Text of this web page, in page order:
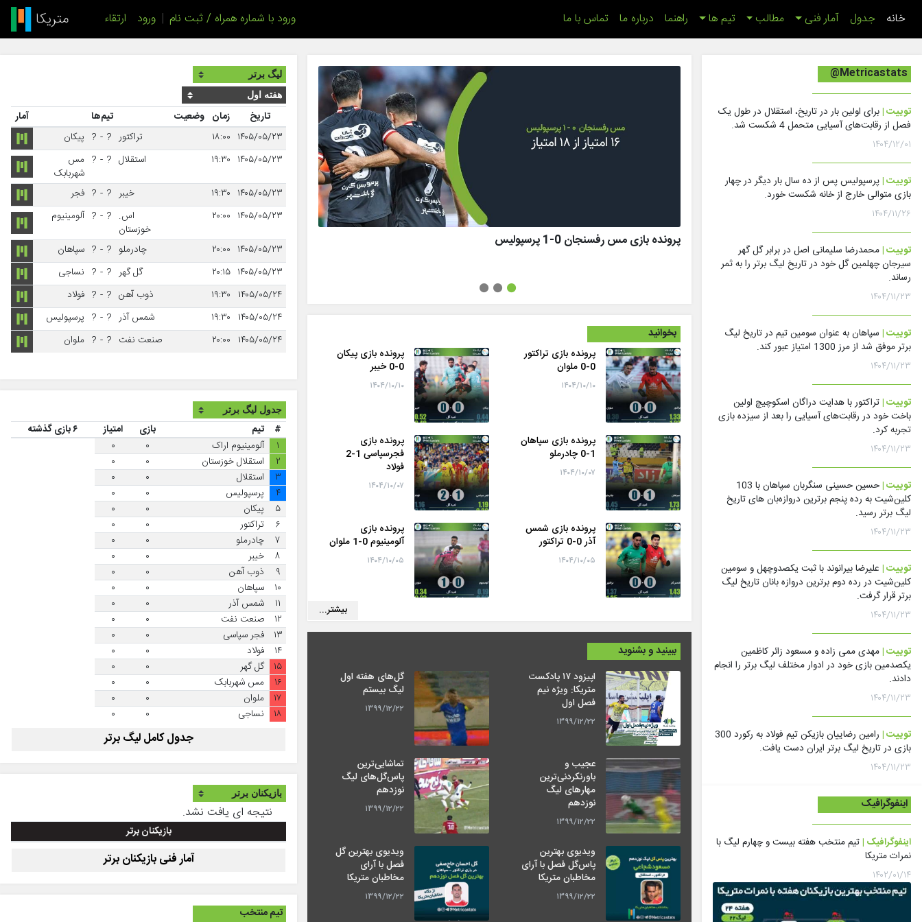
خانه (اینجا)
جدول آمار فنی مطالب تیم ها راهنما درباره ما تماس با ما ورود با شماره همراه / ثبت نام | ورود ارتقاء
پرونده بازی مس رفسنجان 0-1 پرسپولیس
بخوانید
پرونده بازی تراکتور
0-0 ملوان
۱۴۰۴/۱۰/۱۰
پرونده بازی پیکان
0-0 خیبر
۱۴۰۴/۱۰/۱۰
پرونده بازی سپاهان
1-0 چادرملو
۱۴۰۴/۱۰/۰۷
پرونده بازی
فجرسپاسی 1-2
فولاد
۱۴۰۴/۱۰/۰۷
پرونده بازی شمس
آذر 0-0 تراکتور
۱۴۰۴/۱۰/۰۵
پرونده بازی
آلومینیوم 0-1 ملوان
۱۴۰۴/۱۰/۰۵
بیشتر...
ببینید و بشنوید
اپیزود ۱۷ پادکست
متریکا: ویژه نیم
فصل اول
۱۳۹۹/۱۲/۲۲
گل‌های هفته اول
لیگ بیستم
۱۳۹۹/۱۲/۲۲
عجیب و
باورنکردنی‌ترین
مهارهای لیگ
نوزدهم
۱۳۹۹/۱۲/۲۲
تماشایی‌ترین
پاس‌گل‌های لیگ
نوزدهم
۱۳۹۹/۱۲/۲۲
ویدیوی بهترین
پاس‌گل فصل با آرای
مخاطبان متریکا
۱۳۹۹/۱۲/۲۲
ویدیوی بهترین گل
فصل با آرای
مخاطبان متریکا
۱۳۹۹/۱۲/۲۲
@Metricastats
توییت |برای اولین بار در تاریخ، استقلال در طول یک
فصل از رقابت‌های آسیایی متحمل 4 شکست شد.
۱۴۰۴/۱۲/۰۱
توییت |پرسپولیس پس از ده سال بار دیگر در چهار
بازی متوالی خارج از خانه شکست خورد.
۱۴۰۴/۱۱/۲۶
توییت |محمدرضا سلیمانی اصل در برابر گل گهر
سیرجان چهلمین گل خود در تاریخ لیگ برتر را به ثمر
رساند.
۱۴۰۴/۱۱/۲۳
توییت | سپاهان به عنوان سومین تیم در تاریخ لیگ
برتر موفق شد از مرز 1300 امتیاز عبور کند.
۱۴۰۴/۱۱/۲۳
توییت |تراکتور با هدایت دراگان اسکوچیچ اولین
باخت خود در رقابت‌های آسیایی را بعد از سیزده بازی
تجربه کرد.
۱۴۰۴/۱۱/۲۳
توییت |
حسین حسینی سنگربان سپاهان با 103
کلین‌شیت به رده پنجم برترین دروازه‌بان های تاریخ
لیگ برتر رسید.
۱۴۰۴/۱۱/۲۳
توییت | علیرضا بیرانوند با ثبت یکصدوچهل و سومین
کلین‌شیت در رده دوم برترین دروازه بانان تاریخ لیگ
برتر قرار گرفت.
۱۴۰۴/۱۱/۲۳
توییت |مهدی ممی زاده و مسعود زائر کاظمین
یکصدمین بازی خود در ادوار مختلف لیگ برتر را انجام
دادند.
۱۴۰۴/۱۱/۲۳
توییت |
رامین رضاییان بازیکن تیم فولاد به رکورد 300
بازی در تاریخ لیگ برتر ایران دست یافت.
۱۴۰۴/۱۱/۲۳
اینفوگرافیک
اینفوگرافیک |تیم منتخب هفته بیست و چهارم لیگ با
نمرات متریکا
۱۴۰۲/۰۱/۱۴
تاریخ زمان وضعیت تیم‌ها
آمار
۱۴۰۵/۰۵/۲۳ ۱۸:۰۰ تراکتور ?
-
? پیکان
۱۴۰۵/۰۵/۲۳ ۱۹:۳۰ استقلال ?
-
? مس
شهربابک
۱۴۰۵/۰۵/۲۳ ۱۹:۳۰ خیبر ?
-
? فجر
۱۴۰۵/۰۵/۲۳ ۲۰:۰۰
اس.
خوزستان
?
-
? آلومینیوم
۱۴۰۵/۰۵/۲۳ ۲۰:۰۰ چادرملو ?
-
? سپاهان
۱۴۰۵/۰۵/۲۳ ۲۰:۱۵ گل گهر ?
-
? نساجی
۱۴۰۵/۰۵/۲۴ ۱۹:۳۰ ذوب آهن ?
-
? فولاد
۱۴۰۵/۰۵/۲۴ ۱۹:۳۰ شمس آذر ?
-
? پرسپولیس
۱۴۰۵/۰۵/۲۴ ۲۰:۰۰ صنعت نفت ?
-
? ملوان
# تیم بازی امتیاز
۶ بازی گذشته
۱
آلومینیوم اراک ۰
۰
۲
استقلال خوزستان ۰
۰
۳
استقلال ۰
۰
۴
پرسپولیس ۰
۰
۵
پیکان ۰
۰
۶
تراکتور ۰
۰
۷
چادرملو ۰
۰
۸
خیبر ۰
۰
۹
ذوب آهن ۰
۰
۱۰
سپاهان ۰
۰
۱۱
شمس آذر ۰
۰
۱۲
صنعت نفت ۰
۰
۱۳
فجر سپاسی ۰
۰
۱۴
فولاد ۰
۰
۱۵
گل گهر ۰
۰
۱۶
مس شهربابک ۰
۰
۱۷
ملوان ۰
۰
۱۸
نساجی ۰ ۰
جدول کامل لیگ برتر
نتیجه ای یافت نشد.
بازیکنان برتر
آمار فنی بازیکنان برتر
تیم منتخب